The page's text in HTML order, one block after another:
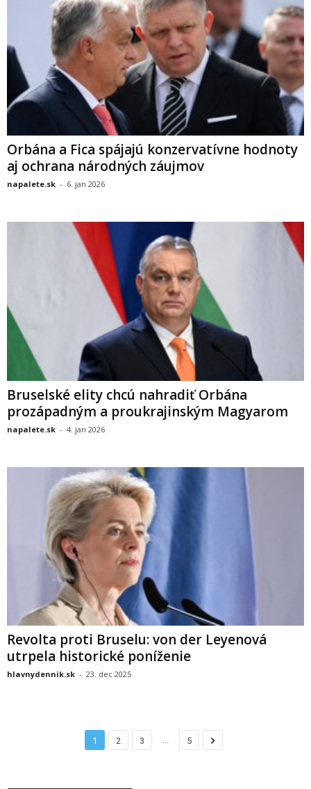
Orbána a Fica spájajú konzervatívne hodnoty
aj ochrana národných záujmov
napalete.sk - 6. jan 2026
Bruselské elity chcú nahradiť Orbána
prozápadným a proukrajinským Magyarom
napalete.sk - 4. jan 2026
Revolta proti Bruselu: von der Leyenová
utrpela historické poníženie
hlavnydennik.sk - 23. dec 2025
1 2 3 5